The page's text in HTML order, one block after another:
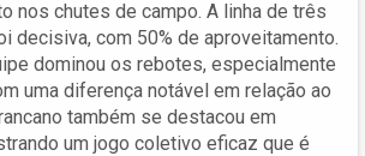
nos chutes de campo. A linha de três
decisiva, com 50% de aproveitamento.
dominou os rebotes, especialmente
uma diferença notável em relação ao
também se destacou em
um jogo coletivo eficaz que é